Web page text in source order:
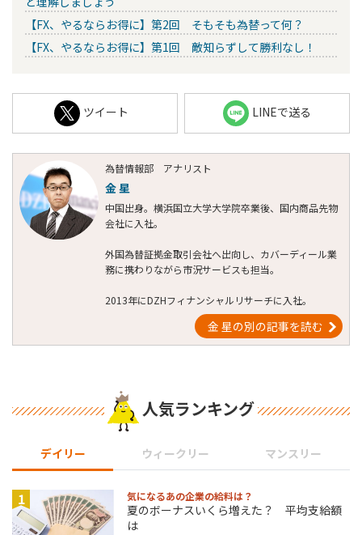
【FX、やるならお得に】第2回 そもそも為替って何？
【FX、やるならお得に】第1回 敵知らずして勝利なし！
ツイート LINEで送る
為替情報部 アナリスト
金 星
中国出身。横浜国立大学大学院卒業後、国内商品先物
会社に入社。
外国為替証拠金取引会社へ出向し、カバーディール業
務に携わりながら市況サービスも担当。
2013年にDZHフィナンシャルリサーチに入社。
金 星の別の記事を読む
人気ランキング
デイリー ウィークリー マンスリー
1 気になるあの企業の給料は？
夏のボーナスいくら増えた？ 平均支給額
は